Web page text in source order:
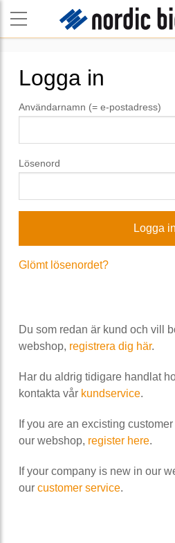
Logga in
Användarnamn (= e-postadress)
Lösenord
Glömt lösenordet?
Du som redan är kund och vill
webshop, registrera dig här.
Har du aldrig tidigare handlat
kontakta vår kundservice.
If you are an excisting
our webshop, register here.
If your company is new in our
our customer service.